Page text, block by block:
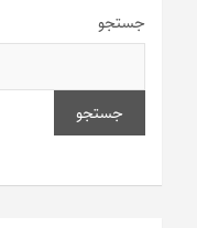
جستجو
جستجو